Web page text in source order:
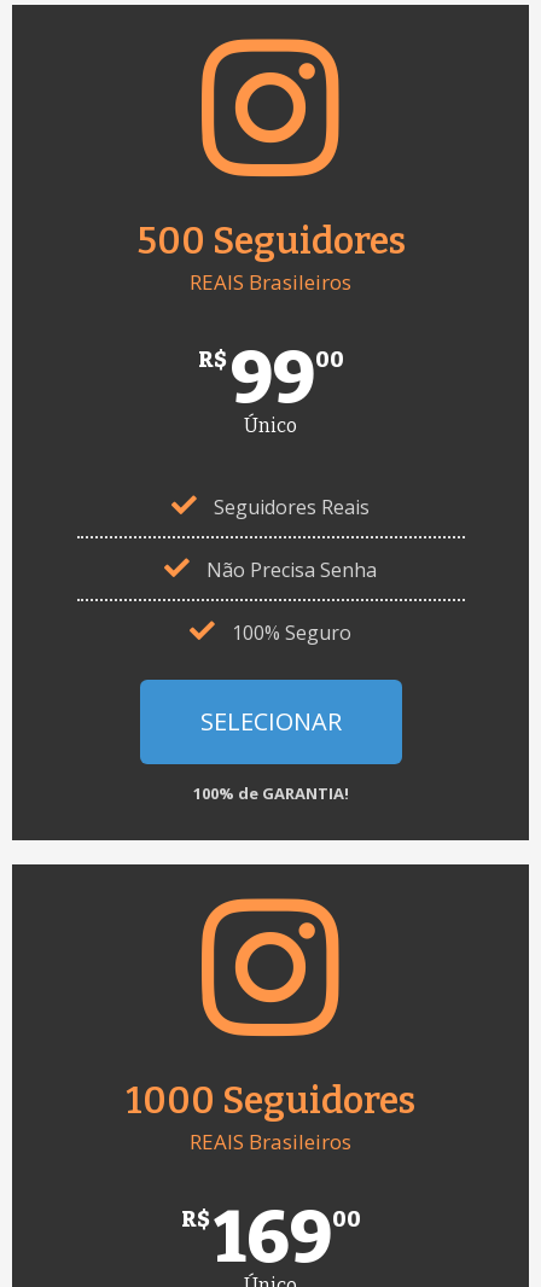
500 Seguidores
REAIS Brasileiros
R$ 9900
Único
Seguidores Reais
Não Precisa Senha
100% Seguro
SELECIONAR
100% de GARANTIA!
1000 Seguidores
REAIS Brasileiros
R$16900